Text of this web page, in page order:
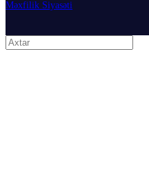
Məxfilik Siyasəti